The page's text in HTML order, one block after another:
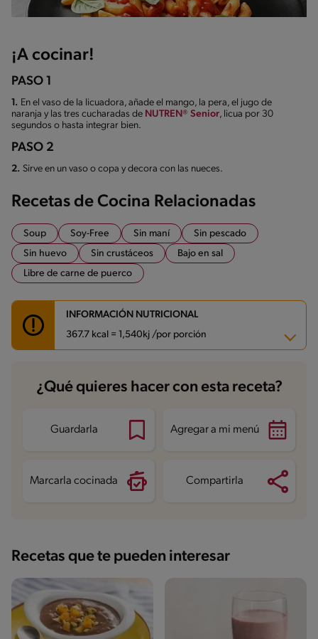
¡A cocinar!
PASO 1
1. En el vaso de la licuadora, añade el mango, la pera, el jugo de
naranja y las tres cucharadas de NUTREN® Senior, licua por 30
segundos o hasta integrar bien.
PASO 2
2. Sirve en un vaso o copa y decora con las nueces.
Recetas de Cocina Relacionadas
Soup Soy-Free Sin maní
Sin pescado
Sin huevo
Sin crustáceos
Bajo en sal
Libre de carne de puerco
INFORMACIÓN NUTRICIONAL
367.7 kcal = 1,540kj /por porción
Carbohidratos 44 g
Energía 367.7 kcal
Proteína
Grasas saturadas 5.7 g
¿Qué quieres hacer con esta receta?
Guardarla Agregar a mi menú
Marcarla cocinada Compartirla
Recetas que te pueden interesar